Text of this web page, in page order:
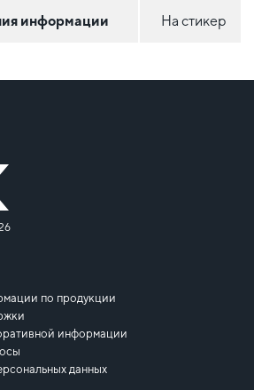
информации На стикер
по продукции
информации
данных